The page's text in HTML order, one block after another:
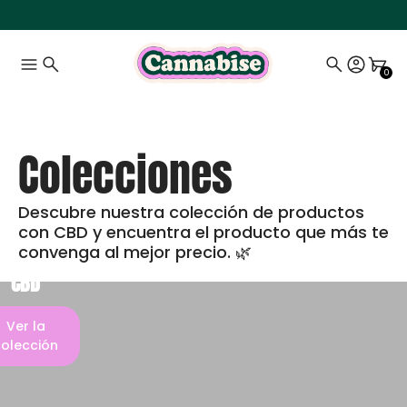
0
Colecciones
Descubre nuestra colección de productos
con CBD y encuentra el producto que más te
convenga al mejor precio. 🌿
Flores
CBD
Ver la